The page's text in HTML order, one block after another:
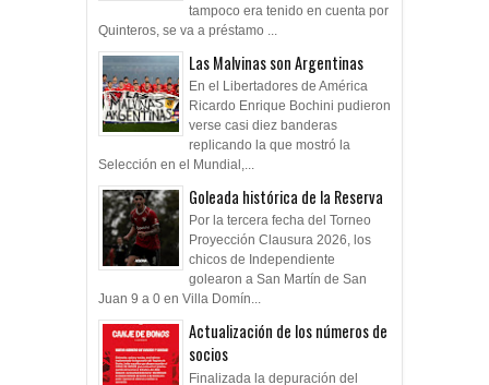
tampoco era tenido en cuenta por
Quinteros, se va a préstamo ...
Las Malvinas son Argentinas
En el Libertadores de América
Ricardo Enrique Bochini pudieron
verse casi diez banderas
replicando la que mostró la
Selección en el Mundial,...
Goleada histórica de la Reserva
Por la tercera fecha del Torneo
Proyección Clausura 2026, los
chicos de Independiente
golearon a San Martín de San
Juan 9 a 0 en Villa Domín...
Actualización de los números de
socios
Finalizada la depuración del